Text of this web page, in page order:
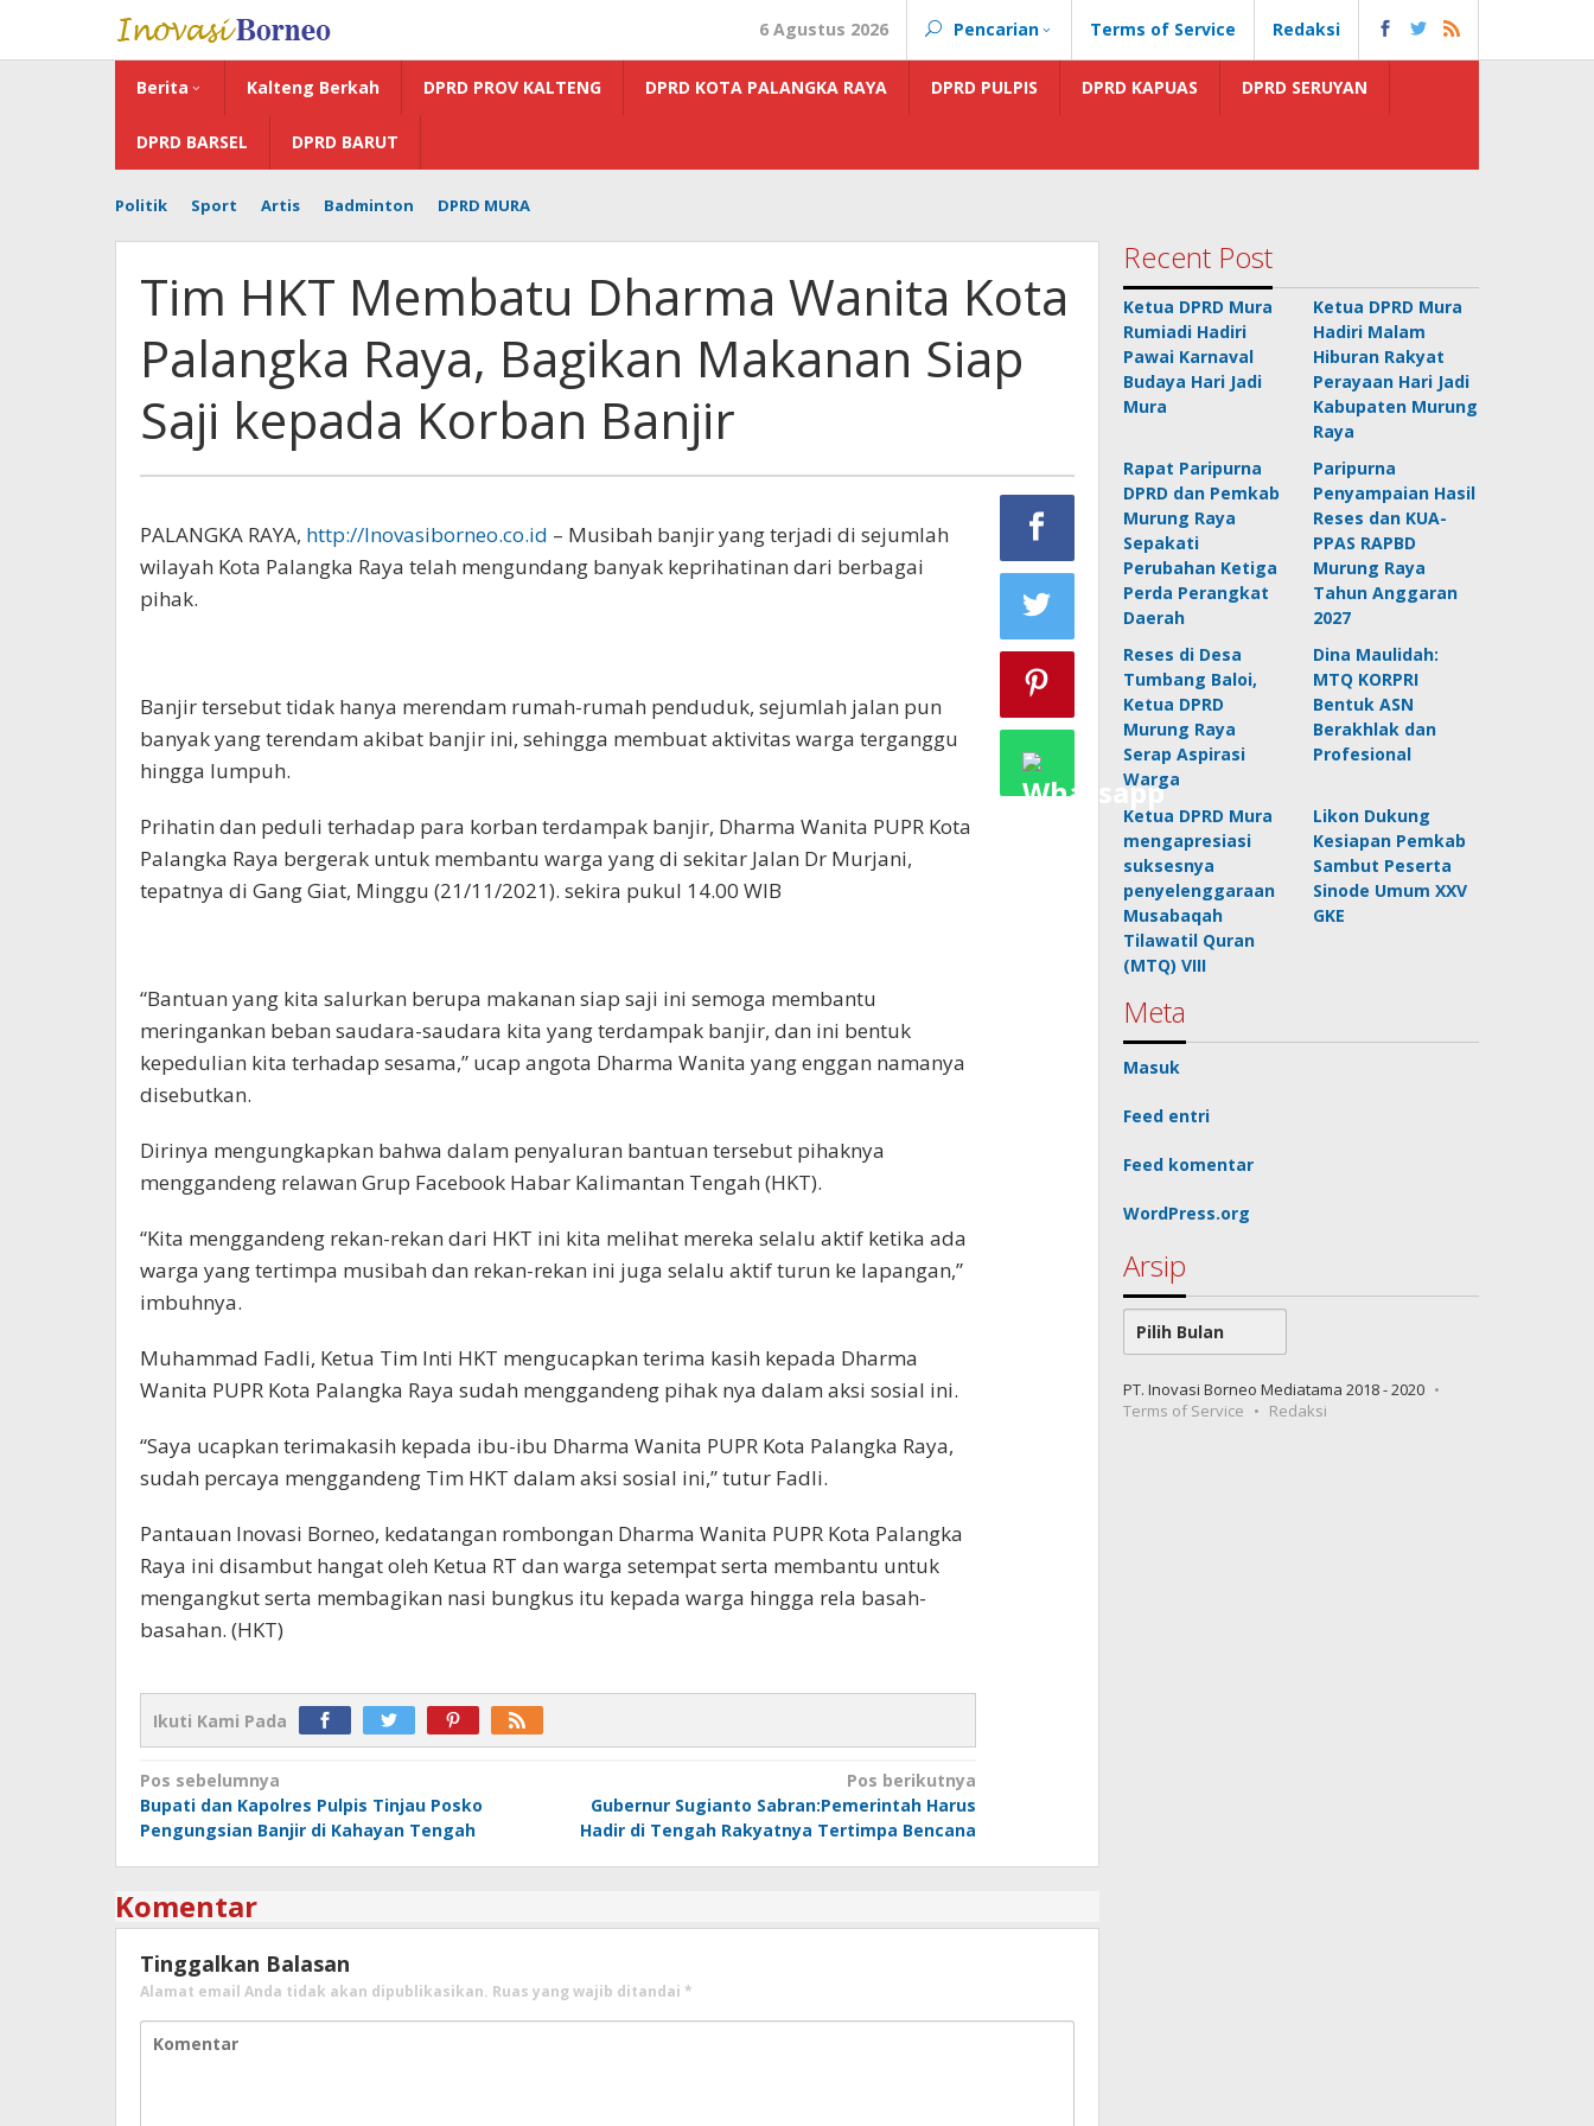
konten
6 Agustus 2026 Pencarian Terms of Service Redaksi
Berita Kalteng Berkah DPRD PROV KALTENG DPRD KOTA PALANGKA RAYA DPRD PULPIS DPRD KAPUAS DPRD SERUYAN
DPRD BARSEL DPRD BARUT
Politik Sport Artis Badminton DPRD MURA
Tim HKT Membatu Dharma Wanita Kota
Palangka Raya, Bagikan Makanan Siap
Saji kepada Korban Banjir
PALANGKA RAYA, http://Inovasiborneo.co.id – Musibah banjir yang terjadi di sejumlah
wilayah Kota Palangka Raya telah mengundang banyak keprihatinan dari berbagai
pihak.
Banjir tersebut tidak hanya merendam rumah-rumah penduduk, sejumlah jalan pun
banyak yang terendam akibat banjir ini, sehingga membuat aktivitas warga terganggu
hingga lumpuh.
Prihatin dan peduli terhadap para korban terdampak banjir, Dharma Wanita PUPR Kota
Palangka Raya bergerak untuk membantu warga yang di sekitar Jalan Dr Murjani,
tepatnya di Gang Giat, Minggu (21/11/2021). sekira pukul 14.00 WIB
“Bantuan yang kita salurkan berupa makanan siap saji ini semoga membantu
meringankan beban saudara-saudara kita yang terdampak banjir, dan ini bentuk
kepedulian kita terhadap sesama,” ucap angota Dharma Wanita yang enggan namanya
disebutkan.
Dirinya mengungkapkan bahwa dalam penyaluran bantuan tersebut pihaknya
menggandeng relawan Grup Facebook Habar Kalimantan Tengah (HKT).
“Kita menggandeng rekan-rekan dari HKT ini kita melihat mereka selalu aktif ketika ada
warga yang tertimpa musibah dan rekan-rekan ini juga selalu aktif turun ke lapangan,”
imbuhnya.
Muhammad Fadli, Ketua Tim Inti HKT mengucapkan terima kasih kepada Dharma
Wanita PUPR Kota Palangka Raya sudah menggandeng pihak nya dalam aksi sosial ini.
“Saya ucapkan terimakasih kepada ibu-ibu Dharma Wanita PUPR Kota Palangka Raya,
sudah percaya menggandeng Tim HKT dalam aksi sosial ini,” tutur Fadli.
Pantauan Inovasi Borneo, kedatangan rombongan Dharma Wanita PUPR Kota Palangka
Raya ini disambut hangat oleh Ketua RT dan warga setempat serta membantu untuk
mengangkut serta membagikan nasi bungkus itu kepada warga hingga rela basah-
basahan. (HKT)
Ikuti Kami Pada
Navigasi
pos
Pos sebelumnya
Bupati dan Kapolres Pulpis Tinjau Posko
Pengungsian Banjir di Kahayan Tengah
Pos berikutnya
Gubernur Sugianto Sabran:Pemerintah Harus
Hadir di Tengah Rakyatnya Tertimpa Bencana
Komentar
Tinggalkan Balasan
Alamat email Anda tidak akan dipublikasikan. Ruas yang wajib ditandai *
Recent Post
Ketua DPRD Mura
Rumiadi Hadiri
Pawai Karnaval
Budaya Hari Jadi
Mura
Ketua DPRD Mura
Hadiri Malam
Hiburan Rakyat
Perayaan Hari Jadi
Kabupaten Murung
Raya
Rapat Paripurna
DPRD dan Pemkab
Murung Raya
Sepakati
Perubahan Ketiga
Perda Perangkat
Daerah
Paripurna
Penyampaian Hasil
Reses dan KUA-
PPAS RAPBD
Murung Raya
Tahun Anggaran
2027
Reses di Desa
Tumbang Baloi,
Ketua DPRD
Murung Raya
Serap Aspirasi
Warga
Dina Maulidah:
MTQ KORPRI
Bentuk ASN
Berakhlak dan
Profesional
Ketua DPRD Mura
mengapresiasi
suksesnya
penyelenggaraan
Musabaqah
Tilawatil Quran
(MTQ) VIII
Likon Dukung
Kesiapan Pemkab
Sambut Peserta
Sinode Umum XXV
GKE
Meta
Masuk
Feed entri
Feed komentar
WordPress.org
Arsip
Arsip
PT. Inovasi Borneo Mediatama 2018 - 2020
Terms of Service
Redaksi